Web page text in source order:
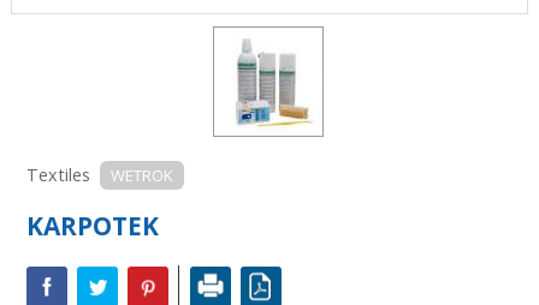
Textiles WETROK
KARPOTEK